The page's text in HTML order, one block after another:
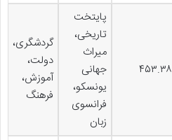
۴۵۳.۳۸
پایتخت
تاریخی،
میراث
جهانی
یونسکو،
فرانسوی
زبان
گردشگری،
دولت،
آموزش،
فرهنگ